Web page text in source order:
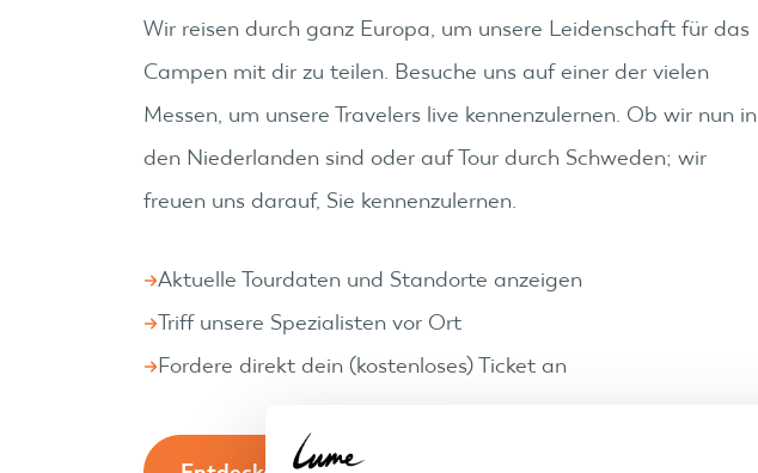
Wir reisen durch ganz Europa, um unsere Leidenschaft für das
Campen mit dir zu teilen. Besuche uns auf einer der vielen
Messen, um unsere Travelers live kennenzulernen. Ob wir nun in
den Niederlanden sind oder auf Tour durch Schweden; wir
freuen uns darauf, Sie kennenzulernen.
Aktuelle Tourdaten und Standorte anzeigen
Triff unsere Spezialisten vor Ort
Fordere direkt dein (kostenloses) Ticket an